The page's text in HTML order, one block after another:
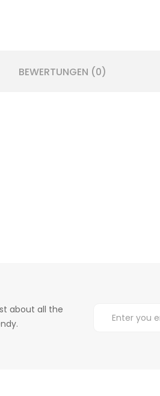
BEWERTUNGEN (0)
about all the